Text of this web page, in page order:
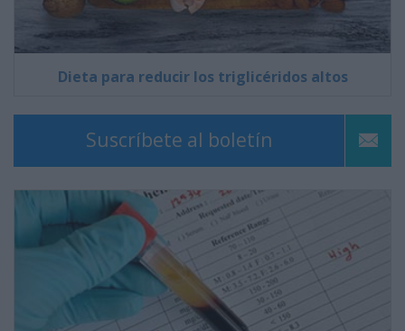
Dieta para reducir los triglicéridos altos
Suscríbete al boletín